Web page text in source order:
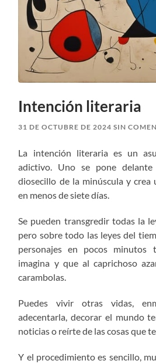
Intención literaria
31 DE OCTUBRE DE 2024 SIN
La intención literaria es un
adictivo. Uno se pone
diosecillo de la minúscula y
en menos de siete días.
Se pueden transgredir todas la
pero sobre todo las leyes del
personajes en pocos minutos
imagina y que al caprichoso
carambolas.
Puedes vivir otras vidas,
adecentarla, decorar el mundo
noticias o reírte de las cosas que
Y el procedimiento es sencillo,